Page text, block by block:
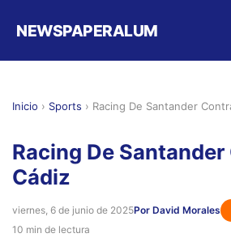
NEWSPAPERALUM
Inicio › Sports › Racing De Santander
Racing De
Cádiz
viernes, 6 de junio de 2025Por David Morales
10 min de lectura